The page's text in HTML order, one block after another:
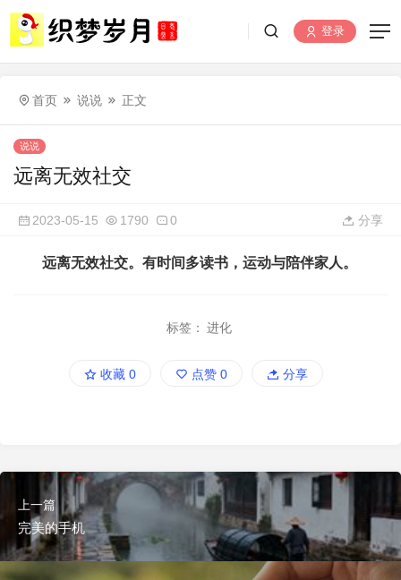
登录
首页 说说 正文
说说
远离无效社交
2023-05-15 1790 0 分享
远离无效社交。有时间多读书，运动与陪伴家人。
标签： 进化
收藏 0 点赞 0 分享
上一篇
完美的手机